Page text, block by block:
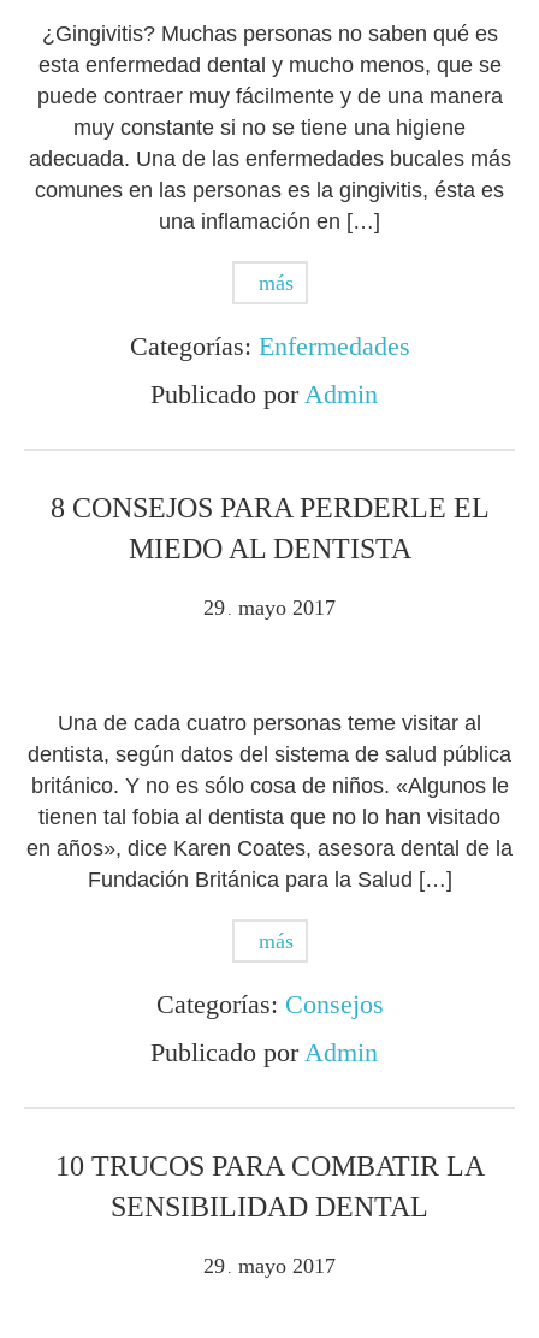
¿Gingivitis? Muchas personas no saben qué es
esta enfermedad dental y mucho menos, que se
puede contraer muy fácilmente y de una manera
muy constante si no se tiene una higiene
adecuada. Una de las enfermedades bucales más
comunes en las personas es la gingivitis, ésta es
una inflamación en […]
más
Categorías: Enfermedades
Publicado porAdmin
8 CONSEJOS PARA PERDERLE EL
MIEDO AL DENTISTA
29 . mayo 2017
Una de cada cuatro personas teme visitar al
dentista, según datos del sistema de salud pública
británico. Y no es sólo cosa de niños. «Algunos le
tienen tal fobia al dentista que no lo han visitado
en años», dice Karen Coates, asesora dental de la
Fundación Británica para la Salud […]
más
Categorías: Consejos
Publicado porAdmin
10 TRUCOS PARA COMBATIR LA
SENSIBILIDAD DENTAL
29 . mayo 2017